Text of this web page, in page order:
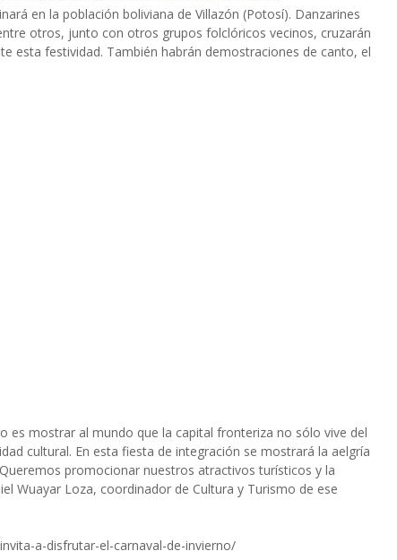
en la población boliviana de Villazón (Potosí). Danzarines
otros, junto con otros grupos folclóricos vecinos, cruzarán
esta festividad. También habrán demostraciones de canto, el
es mostrar al mundo que la capital fronteriza no sólo vive del
cultural. En esta fiesta de integración se mostrará la aelgría
promocionar nuestros atractivos turísticos y la
Wuayar Loza, coordinador de Cultura y Turismo de ese
a-disfrutar-el-carnaval-de-invierno/